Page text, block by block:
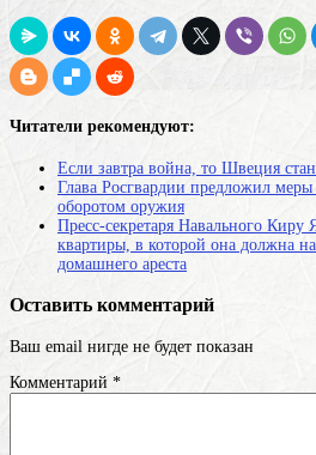
Читатели рекомендуют:
Если завтра война, то Швеция
Глава Росгвардии предложил
оборотом оружия
Пресс-секретаря Навального
квартиры, в которой она должна
домашнего ареста
Оставить комментарий
Ваш email нигде не будет показан
Комментарий *